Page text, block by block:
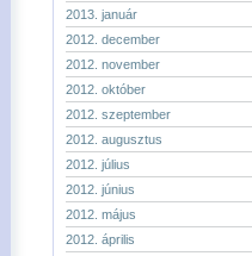
2013. január
2012. december
2012. november
2012. október
2012. szeptember
2012. augusztus
2012. július
2012. június
2012. május
2012. április